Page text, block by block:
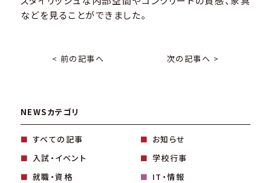
などを見ることができました。
< 前の記事へ 次の記事へ >
NEWSカテゴリ
すべての記事
お知らせ
入試・イベント
学校行事
就職・資格
IT・情報